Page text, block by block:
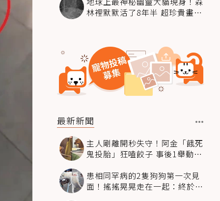
林裡默默活了8年半 超珍貴畫面
最新新聞
主人剛離開秒失守！阿金「餓死
鬼投胎」狂嗑餃子 事後1舉動反
患相同罕病的2隻狗狗第一次見
面！搖搖晃晃走在一起：終於找